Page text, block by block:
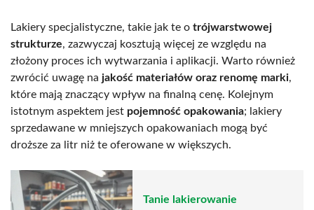
Lakiery specjalistyczne, takie jak te o trójwarstwowej
strukturze, zazwyczaj kosztują więcej ze względu na
złożony proces ich wytwarzania i aplikacji. Warto również
zwrócić uwagę na jakość materiałów oraz renomę marki,
które mają znaczący wpływ na finalną cenę. Kolejnym
istotnym aspektem jest pojemność opakowania; lakiery
sprzedawane w mniejszych opakowaniach mogą być
droższe za litr niż te oferowane w większych.
Tanie lakierowanie